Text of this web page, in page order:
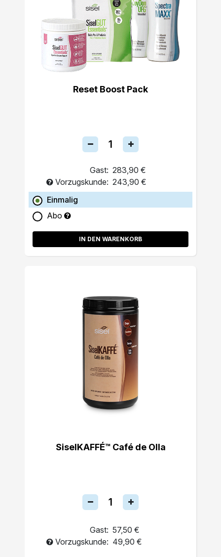
Reset Boost Pack
Gast: 283,90 €
Vorzugskunde: 243,90 €
Einmalig
Abo
IN DEN WARENKORB
SiselKAFFÉ™ Café de Olla
Gast: 57,50 €
Vorzugskunde: 49,90 €